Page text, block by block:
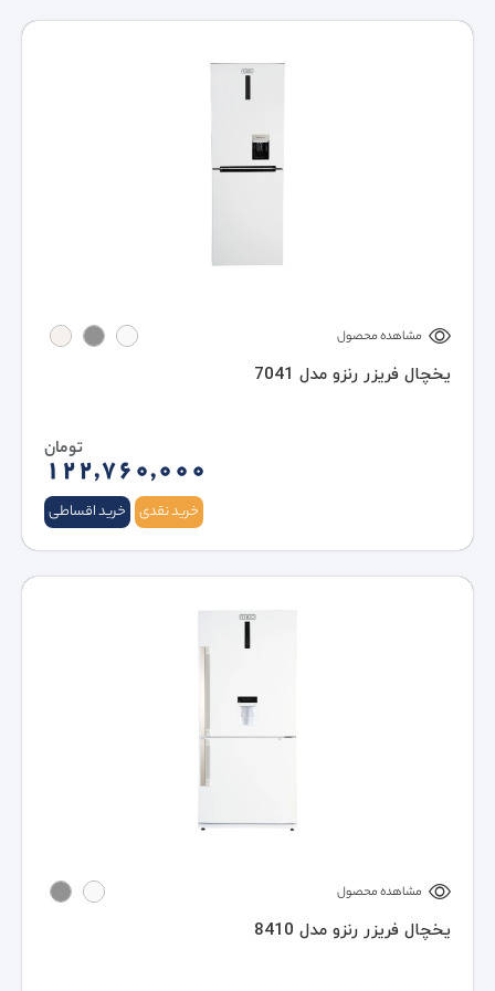
مشاهده محصول
یخچال فریزر رنزو مدل 7041
122,760,000
تومان
خرید نقدی خرید اقساطی
مشاهده محصول
یخچال فریزر رنزو مدل 8410